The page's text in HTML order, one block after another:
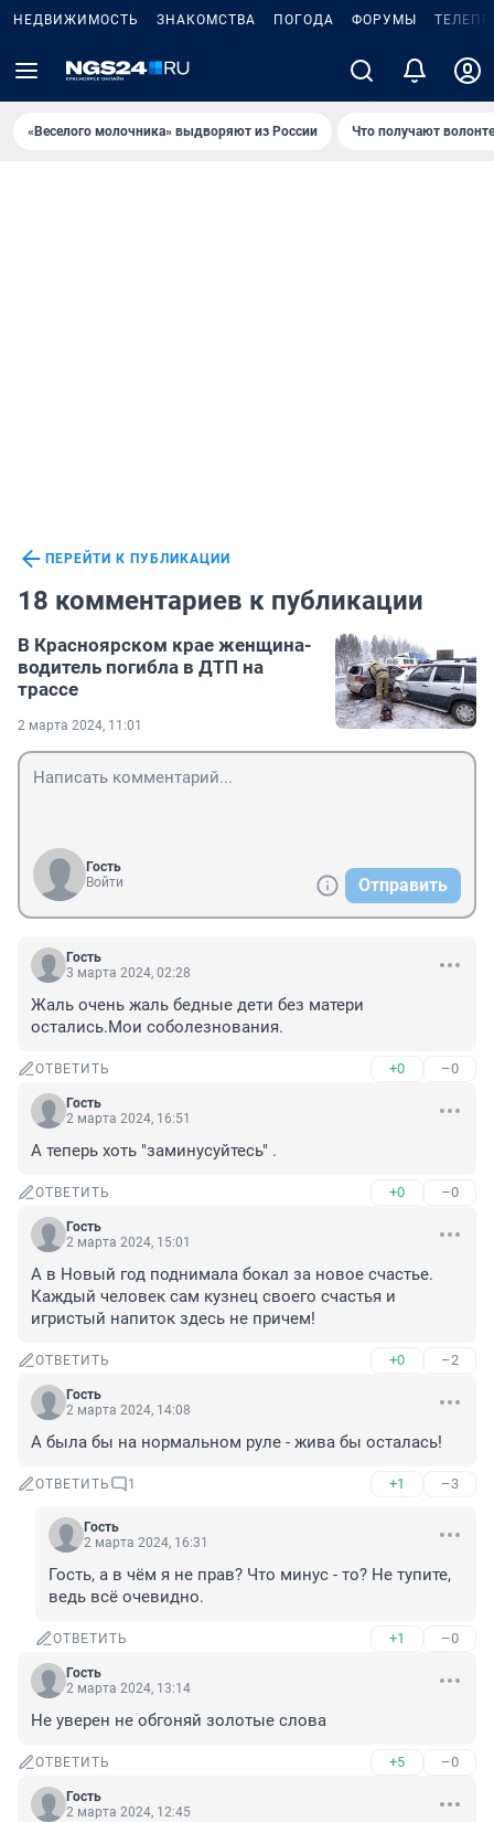
НЕДВИЖИМОСТЬ ЗНАКОМСТВА ПОГОДА ФОРУМЫ
«Веселого молочника» выдворяют из России Что получают
ПЕРЕЙТИ К ПУБЛИКАЦИИ
18 комментариев к публикации
В Красноярском крае женщина-
водитель погибла в ДТП на
трассе
2 марта 2024, 11:01
Гость
Войти
Отправить
Гость
3 марта 2024, 02:28
Жаль очень жаль бедные дети без матери
остались.Мои соболезнования.
ОТВЕТИТЬ +0 –0
Гость
2 марта 2024, 16:51
А теперь хоть "заминусуйтесь" .
ОТВЕТИТЬ +0 –0
Гость
2 марта 2024, 15:01
А в Новый год поднимала бокал за новое счастье.
Каждый человек сам кузнец своего счастья и
игристый напиток здесь не причем!
ОТВЕТИТЬ +0 –2
Гость
2 марта 2024, 14:08
А была бы на нормальном руле - жива бы осталась!
ОТВЕТИТЬ 1 +1 –3
Гость
2 марта 2024, 16:31
Гость, а в чём я не прав? Что минус - то? Не тупите,
ведь всё очевидно.
ОТВЕТИТЬ +1 –0
Гость
2 марта 2024, 13:14
Не уверен не обгоняй золотые слова
ОТВЕТИТЬ +5 –0
Гость
2 марта 2024, 12:45